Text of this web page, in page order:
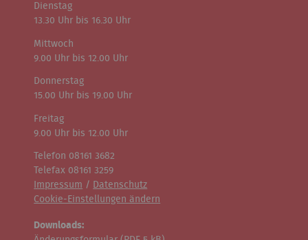
Dienstag
13.30 Uhr bis 16.30 Uhr
Mittwoch
9.00 Uhr bis 12.00 Uhr
Donnerstag
15.00 Uhr bis 19.00 Uhr
Freitag
9.00 Uhr bis 12.00 Uhr
Telefon 08161 3682
Telefax 08161 3259
Impressum /
Datenschutz
Cookie-Einstellungen ändern
Downloads: